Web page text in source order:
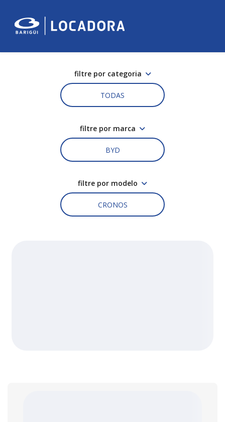
filtre por categoria
TODAS
filtre por marca
BYD
filtre por modelo
CRONOS